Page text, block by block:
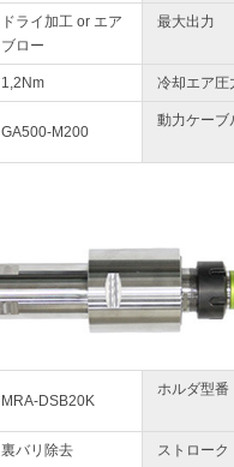
ドライ加工 or エア
ブロー
最大出力
1,2Nm 冷却エア圧
GA500-M200
動力ケーブ
MRA-DSB20K
ホルダ型番
裏バリ除去 ストローク